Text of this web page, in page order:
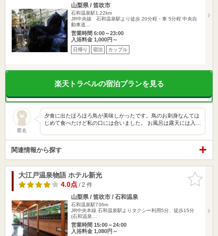
山梨県 / 笛吹市
石和温泉駅1.22km
JR中央線 石和温泉駅より徒歩 20分程・車 5分程 中央自
動車道…
営業時間 6:00～23:00
入浴料金 1,000円～
日帰り 宿泊 カップル
楽天トラベルの宿泊プランを見る
匿名
夕食に出たほろほろ鳥が美味しかったです。鳥のお刺身なんては
じめて食べたけど私の口には合いました。 お風呂は露天には入…
関連情報から探す
お気に入
りに追加
大江戸温泉物語 ホテル新光
4.0点/ 2 件
山梨県 / 笛吹市 / 石和温泉
石和温泉駅736m
JR中央本線 石和温泉駅よりタクシー利用5分、徒歩15分
(石和温泉…
営業時間 15:00～24:00
入浴料金 1,080円～